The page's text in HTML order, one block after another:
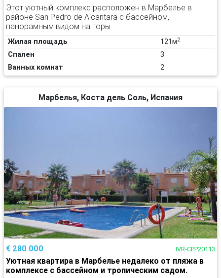
Этот уютный комплекс расположен в Марбелье в
районе San Pedro de Alcantara с бассейном,
панорамным видом на горы
Жилая площадь 121м2
Спален
3
Ванных комнат
2
Марбелья, Коста дель Соль, Испания
€ 280 000 IVR-CPP20113
Уютная квартира в Марбелье недалеко от пляжа в
комплексе с бассейном и тропическим садом.